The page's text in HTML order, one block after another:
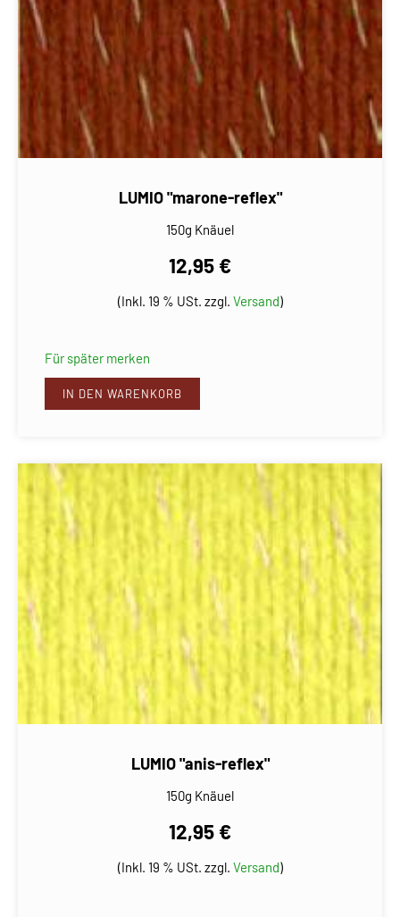
LUMIO "marone-reflex"
150g Knäuel
12,95 €
(Inkl. 19 % USt. zzgl. Versand)
Für später merken
IN DEN WARENKORB
LUMIO "anis-reflex"
150g Knäuel
12,95 €
(Inkl. 19 % USt. zzgl. Versand)